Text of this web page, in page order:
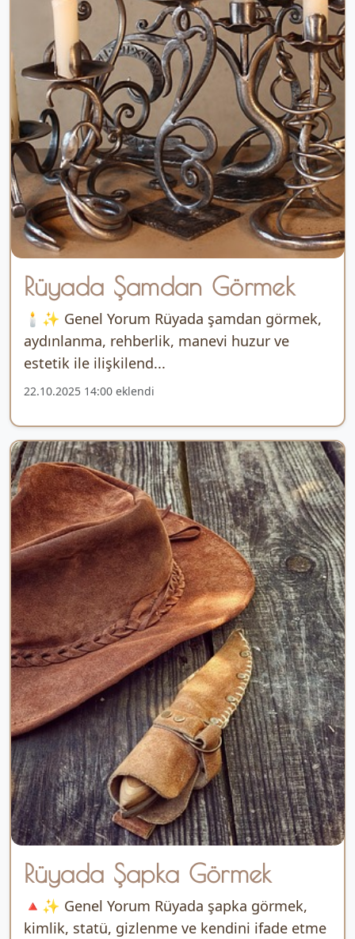
Rüyada Şamdan Görmek
🕯️✨ Genel Yorum Rüyada şamdan görmek,
aydınlanma, rehberlik, manevi huzur ve
estetik ile ilişkilend...
22.10.2025 14:00 eklendi
Rüyada Şapka Görmek
🔺✨ Genel Yorum Rüyada şapka görmek,
kimlik, statü, gizlenme ve kendini ifade etme